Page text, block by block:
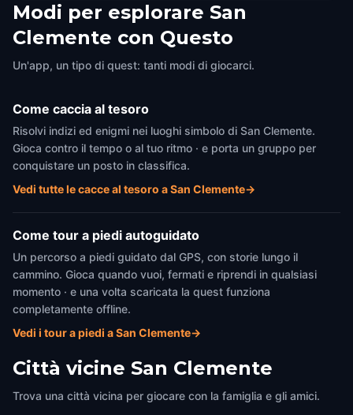
Modi per esplorare San
Clemente con Questo
Un'app, un tipo di quest: tanti modi di giocarci.
Come caccia al tesoro
Risolvi indizi ed enigmi nei luoghi simbolo di San Clemente.
Gioca contro il tempo o al tuo ritmo · e porta un gruppo per
conquistare un posto in classifica.
Vedi tutte le cacce al tesoro a San Clemente→
Come tour a piedi autoguidato
Un percorso a piedi guidato dal GPS, con storie lungo il
cammino. Gioca quando vuoi, fermati e riprendi in qualsiasi
momento · e una volta scaricata la quest funziona
completamente offline.
Vedi i tour a piedi a San Clemente→
Città vicine San Clemente
Trova una città vicina per giocare con la famiglia e gli amici.